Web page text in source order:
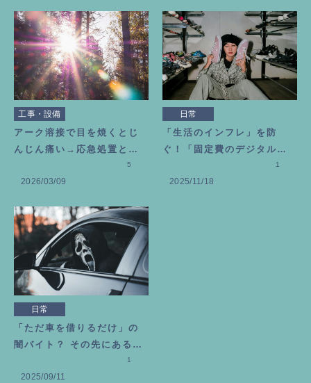
工事・設備
アーク溶接で目を焼くとじ
んじん痛い→応急処置とビ
タミン目薬を選んだ理由
2026/03/09
5
日常
「生活のインフレ」を防
ぐ！「固定費のデジタル断
2025/11/18
1
日常
「ただ車を借りるだけ」の
闇バイト？ その先にある恐
2025/09/11
1